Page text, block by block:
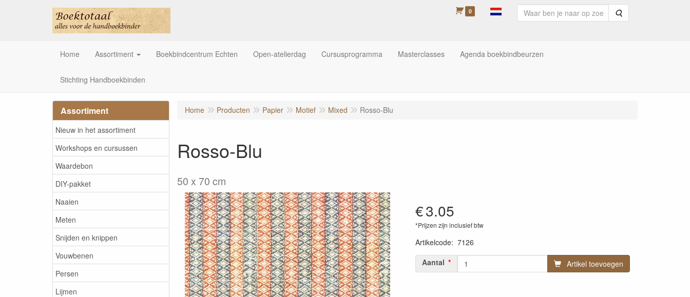
0 Zoeken
Home Assortiment Boekbindcentrum Echten Open-atelierdag Cursusprogramma Masterclasses Agenda boekbindbeurzen
Stichting Handboekbinden
Assortiment
Nieuw in het assortiment
Workshops en cursussen
Waardebon
DIY-pakket
Naaien
Meten
Snijden en knippen
Vouwbenen
Persen
Lijmen
Home Producten Papier Motief Mixed Rosso-Blu
Rosso-Blu
50 x 70 cm
€3.05
*Prijzen zijn inclusief btw
Artikelcode: 7126
Aantal
Artikel toevoegen